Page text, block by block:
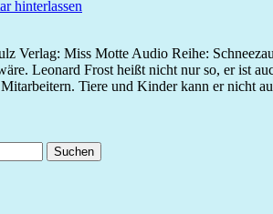
hinterlassen
Verlag: Miss Motte Audio Reihe:
Leonard Frost heißt nicht nur so, er ist
Tiere und Kinder kann er nicht
Suchen